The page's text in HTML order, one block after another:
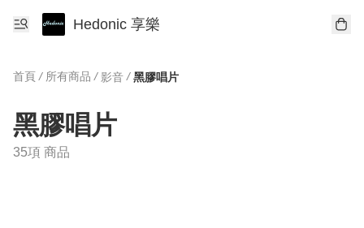
Hedonic 享樂
首頁 / 所有商品 / 影音 / 黑膠唱片
黑膠唱片
35項 商品